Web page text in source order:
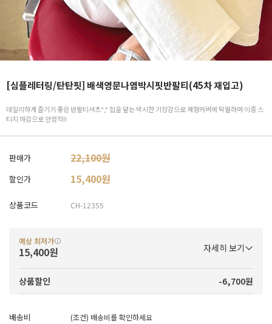
[심플레터링/탄탄핏] 배색영문나염박시핏반팔티(45차 재입고)
데일리하게 즐기기 좋은 반팔티셔츠*,* 힙을 덮는 박시한 기장감으로 체형커버에 탁월하며 이중 스
티치 마감으로 안정적!!
판매가 22,100원
할인가 15,400원
상품코드 CH-12355
예상 최저가
15,400원 자세히 보기
상품할인 -6,700원
배송비 (조건) 배송비를 확인하세요